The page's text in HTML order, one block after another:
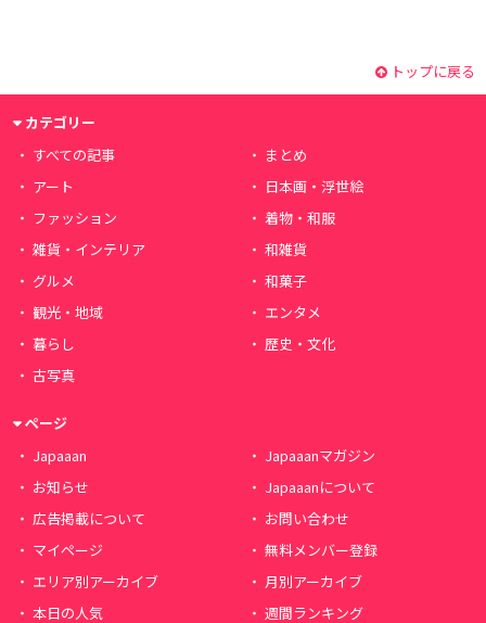
トップに戻る
カテゴリー
すべての記事
まとめ
アート
日本画・浮世絵
ファッション
着物・和服
雑貨・インテリア
和雑貨
グルメ
和菓子
観光・地域
エンタメ
暮らし
歴史・文化
古写真
ページ
Japaaan
Japaaanマガジン
お知らせ
Japaaanについて
広告掲載について
お問い合わせ
マイページ
無料メンバー登録
エリア別アーカイブ
月別アーカイブ
本日の人気
週間ランキング